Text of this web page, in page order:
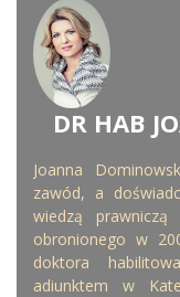
DR HAB
Joanna
zawód, a
wiedzą
obronionego w
doktora
adiunktem w